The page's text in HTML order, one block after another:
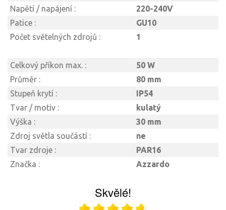
Napětí / napájení :
220-240V
Patice :
GU10
Počet světelných zdrojů :
1
Celkový příkon max. :
50 W
Průměr :
80 mm
Stupeň krytí :
IP54
Tvar / motiv :
kulatý
Výška :
30 mm
Zdroj světla součástí :
ne
Tvar zdroje :
PAR16
Značka :
Azzardo